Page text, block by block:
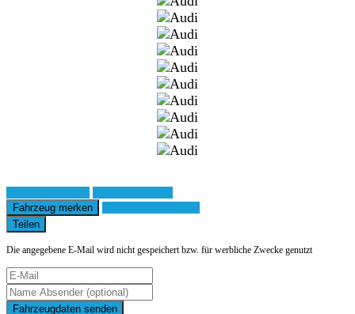
Fahrzeug merken
Teilen
Die angegebene E-Mail wird nicht gespeichert bzw. für werbliche Zwecke genutzt
Fahrzeugdaten senden